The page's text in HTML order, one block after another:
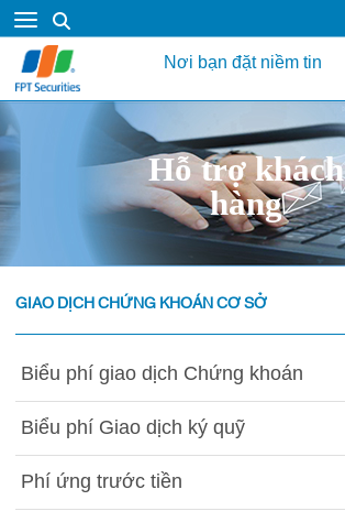
Nơi bạn đặt niềm tin
Hỗ trợ khách
hàng
GIAO DỊCH CHỨNG KHOÁN CƠ SỞ
Biểu phí giao dịch Chứng khoán
Biểu phí Giao dịch ký quỹ
Phí ứng trước tiền